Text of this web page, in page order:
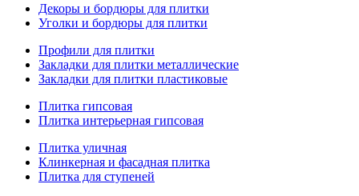
Декоры и бордюры для плитки
Уголки и бордюры для плитки
Профили для плитки
Закладки для плитки металлические
Закладки для плитки пластиковые
Плитка гипсовая
Плитка интерьерная гипсовая
Плитка уличная
Клинкерная и фасадная плитка
Плитка для ступеней